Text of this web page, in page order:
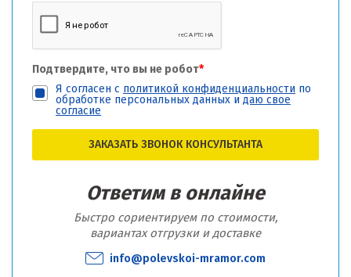
Подтвердите, что вы не робот*
Я согласен с политикой конфиденциальности по
обработке персональных данных и даю свое
согласие
ЗАКАЗАТЬ ЗВОНОК КОНСУЛЬТАНТА
Ответим в онлайне
Быстро сориентируем по стоимости,
вариантах отгрузки и доставке
info@polevskoi-mramor.com